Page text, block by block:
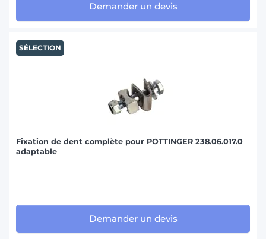
Demander un devis
SÉLECTION
Fixation de dent complète pour POTTINGER 238.06.017.0
adaptable
Demander un devis